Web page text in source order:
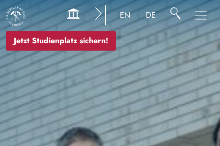
Jetzt Studienplatz sichern!
EN DE
Bild